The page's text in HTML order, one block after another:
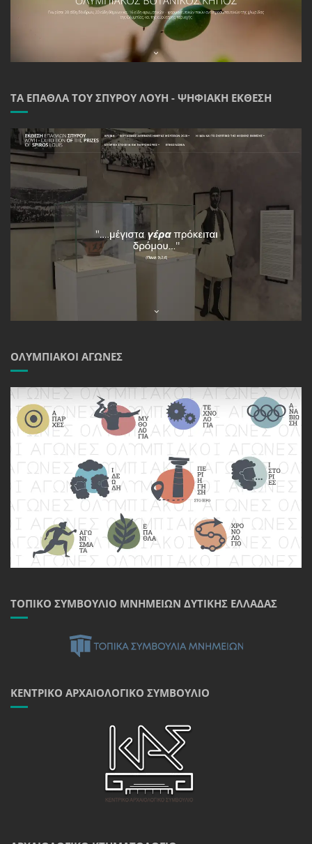
ΤΑ ΈΠΑΘΛΑ ΤΟΥ ΣΠΎΡΟΥ ΛΟΎΗ - ΨΗΦΙΑΚΉ ΈΚΘΕΣΗ
ΟΛΥΜΠΙΑΚΟΊ ΑΓΏΝΕΣ
ΤΟΠΙΚΌ ΣΥΜΒΟΎΛΙΟ ΜΝΗΜΕΊΩΝ ΔΥΤΙΚΉΣ ΕΛΛΆΔΑΣ
ΚΕΝΤΡΙΚΌ ΑΡΧΑΙΟΛΟΓΙΚΌ ΣΥΜΒΟΎΛΙΟ